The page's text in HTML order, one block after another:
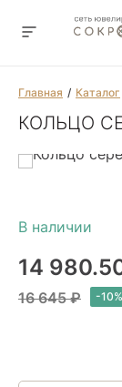
Главная Каталог
КОЛЬЦО
14
16 645 ₽